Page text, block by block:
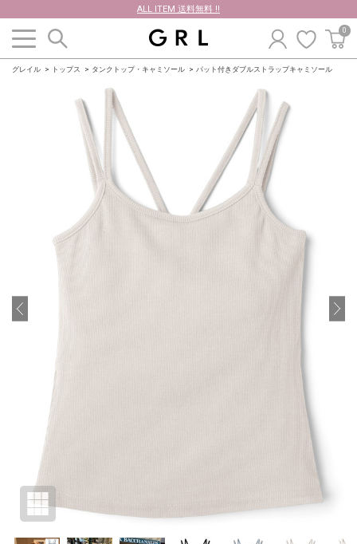
ALL ITEM 送料無料 !!
0
グレイル トップス タンクトップ・キャミソール パット付きダブルストラップキャミソール